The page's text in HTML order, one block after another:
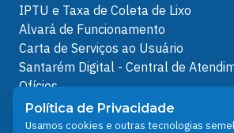
IPTU e Taxa de Coleta de Lixo
Alvará de Funcionamento
Carta de Serviços ao Usuário
Santarém Digital - Central de
Ofícios
Protocolos Servidor
Protocolos
Política de Privacidade
Usamos cookies e outras tecnologias